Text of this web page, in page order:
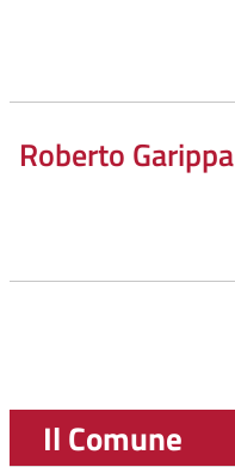
Roberto Garippa
Il Comune